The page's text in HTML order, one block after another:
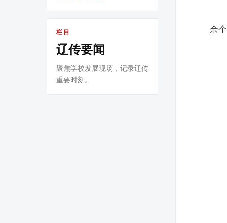
栏目
辽传要闻
聚焦学校发展现场，记录辽传
重要时刻。
余